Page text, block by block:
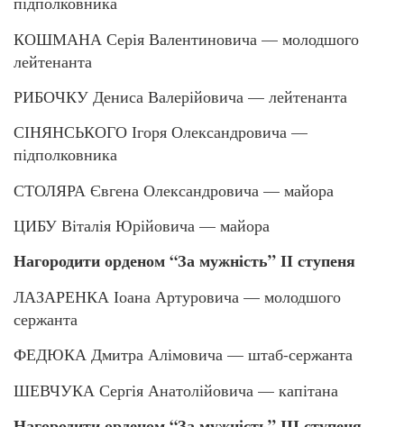
КОШМАНА Серія Валентиновича — молодшого
лейтенанта
РИБОЧКУ Дениса Валерійовича — лейтенанта
СІНЯНСЬКОГО Ігоря Олександровича —
підполковника
СТОЛЯРА Євгена Олександровича — майора
ЦИБУ Віталія Юрійовича — майора
Нагородити орденом “За мужність” ІІ ступеня
ЛАЗАРЕНКА Іоана Артуровича — молодшого
сержанта
ФЕДЮКА Дмитра Алімовича — штаб-сержанта
ШЕВЧУКА Сергія Анатолійовича — капітана